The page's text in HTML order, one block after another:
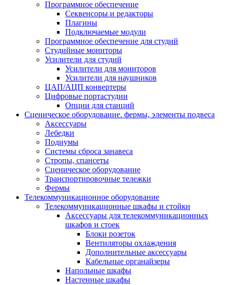
Программное обеспечение
Cеквенсоры и редакторы
Плагины
Подключаемые модули
Программное обеспечение для студий
Студийные мониторы
Усилители для студий
Усилители для мониторов
Усилители для наушников
ЦАП/АЦП конвертеры
Цифровые портастудии
Опции для станций
Сценическое оборудование. фермы, элементы подвеса
Аксессуары
Лебедки
Подиумы
Системы сброса занавеса
Стропы, спансеты
Сценическое оборудование
Транспортировочные тележки
Фермы
Телекоммуникационное оборудование
Телекоммуникационные шкафы и стойки
Аксессуары для телекоммуникационных
шкафов и стоек
Блоки розеток
Вентиляторы охлаждения
Дополнительные аксессуары
Кабельные органайзеры
Напольные шкафы
Настенные шкафы